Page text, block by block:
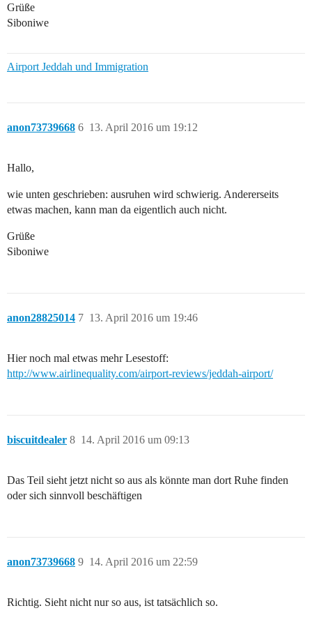
Grüße
Siboniwe
Airport Jeddah und Immigration
anon73739668 13. April 2016 um 19:12
6
Hallo,
wie unten geschrieben: ausruhen wird schwierig. Andererseits
etwas machen, kann man da eigentlich auch nicht.
Grüße
Siboniwe
anon28825014 13. April 2016 um 19:46
7
Hier noch mal etwas mehr Lesestoff:
http://www.airlinequality.com/airport-reviews/jeddah-airport/
biscuitdealer 14. April 2016 um 09:13
8
Das Teil sieht jetzt nicht so aus als könnte man dort Ruhe finden
oder sich sinnvoll beschäftigen
anon73739668 14. April 2016 um 22:59
9
Richtig. Sieht nicht nur so aus, ist tatsächlich so.